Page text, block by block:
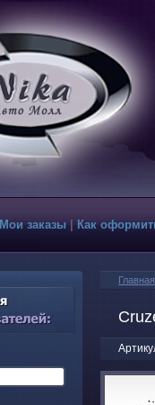
Мои заказы|Как